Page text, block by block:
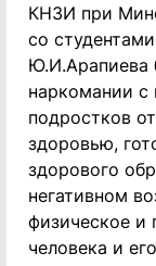
КНЗИ при
со
Ю.И.Арапиева
наркомании
подростков
здоровью,
здорового
негативном
физическое и
человека и